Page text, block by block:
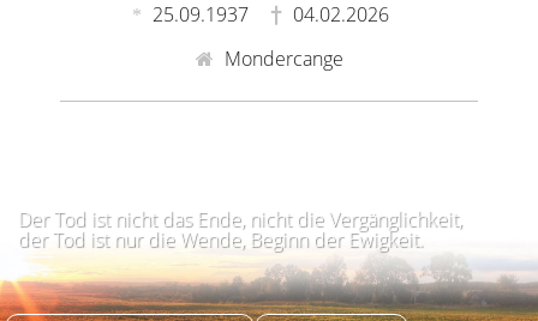
25.09.1937
04.02.2026
Mondercange
Der Tod ist nicht das Ende, nicht die Vergänglichkeit,
der Tod ist nur die Wende, Beginn der Ewigkeit.